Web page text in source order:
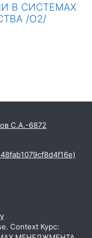
В СИСТЕМАХ
/О2/
С.А.-6872
Context Курс: